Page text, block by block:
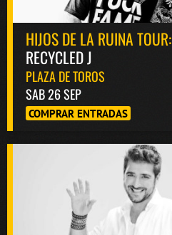
HIJOS DE LA RUINA TOUR:
RECYCLED J
PLAZA DE TOROS
SAB 26 SEP
COMPRAR ENTRADAS